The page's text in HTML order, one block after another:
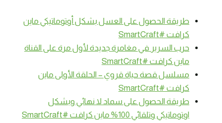
طريقة الحصول على العسل بشكل أوتوماتيكي ماين
كرافت #SmartCraft
حرب السرير في مغامرة جديدة لأول مرة على القناة
ماين كرافت #SmartCraft
مسلسل قصة حياة قروي – الحلقة الأولى ماين
كرافت #SmartCraft
طريقة الحصول على سماد لا نهائي وبشكل
اوتوماتيكي وتلقائي 100% ماين كرافت #SmartCraft